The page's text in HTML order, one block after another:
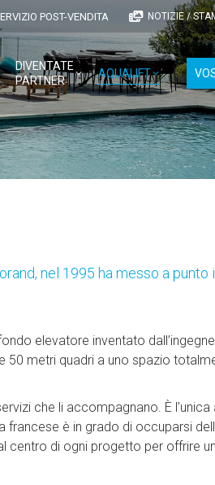
POST-VENDITA NOTIZIE /
DIVENTATE
PARTNER
AQUALIFT
nel 1995 ha messo a
elevatore inventato
metri quadri a uno spazio
che li accompagnano. È
francese è in grado di occuparsi
di ogni progetto per offrire